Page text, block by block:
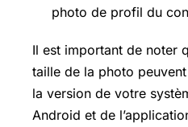
photo de profil du
Il est important de noter
taille de la photo
la version de votre
Android et de